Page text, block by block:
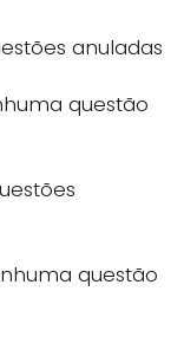
anuladas
questão
questão